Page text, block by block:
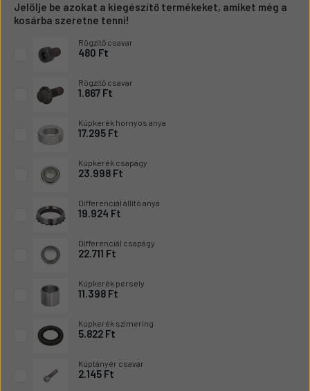
Jelölje be azokat a kiegészítő termékeket, amiket még a
kosárba szeretne tenni!
Rögzítő csavar
480 Ft
Rögzítő csavar
1.867 Ft
Kúpkerék hornyos anya
17.295 Ft
Kúpkerék csapágy
23.998 Ft
Differenciál állító anya
19.924 Ft
Differenciál csapágy
22.711 Ft
Kúpkerék persely
11.398 Ft
Kúpkerék szimering
5.822 Ft
Kúptányér csavar
2.145 Ft